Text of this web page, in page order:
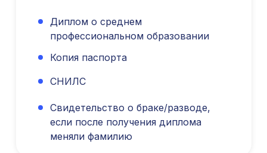
Диплом о среднем
профессиональном образовании
Копия паспорта
СНИЛС
Свидетельство о браке/разводе,
если после получения диплома
меняли фамилию